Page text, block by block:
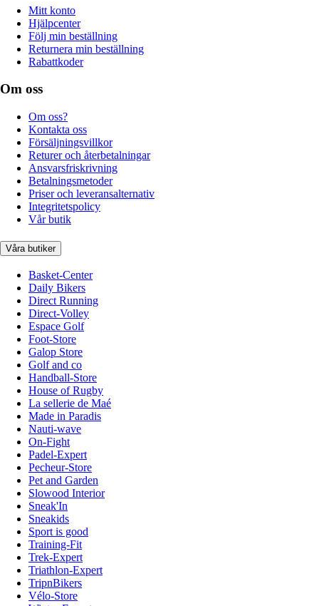
Mitt konto
Hjälpcenter
Följ min beställning
Returnera min beställning
Rabattkoder
Om oss
Om oss?
Kontakta oss
Försäljningsvillkor
Returer och återbetalningar
Ansvarsfriskrivning
Betalningsmetoder
Priser och leveransalternativ
Integritetspolicy
Vår butik
Våra butiker
Basket-Center
Daily Bikers
Direct Running
Direct-Volley
Espace Golf
Foot-Store
Galop Store
Golf and co
Handball-Store
House of Rugby
La sellerie de Maé
Made in Paradis
Nauti-wave
On-Fight
Padel-Expert
Pecheur-Store
Pet and Garden
Slowood Interior
Sneak'In
Sneakids
Sport is good
Training-Fit
Trek-Expert
Triathlon-Expert
TripnBikers
Vélo-Store